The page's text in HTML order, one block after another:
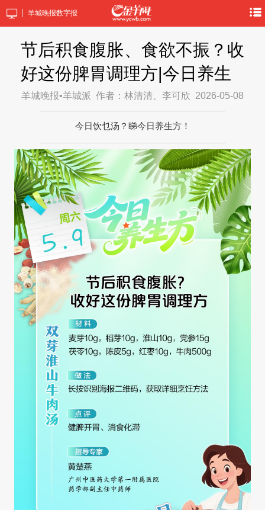
羊城晚报数字报
节后积食腹胀、食欲不振？收
好这份脾胃调理方|今日养生
羊城晚报•羊城派 作者：林清清、李可欣 2026-05-08
今日饮乜汤？睇今日养生方！